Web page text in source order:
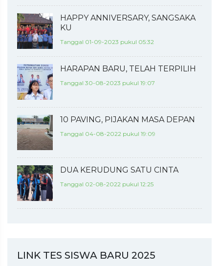
HAPPY ANNIVERSARY, SANGSAKA
KU
Tanggal 01-09-2023 pukul 05:32
HARAPAN BARU, TELAH TERPILIH
Tanggal 30-08-2023 pukul 19:07
10 PAVING, PIJAKAN MASA DEPAN
Tanggal 04-08-2022 pukul 19:09
DUA KERUDUNG SATU CINTA
Tanggal 02-08-2022 pukul 12:25
LINK TES SISWA BARU 2025